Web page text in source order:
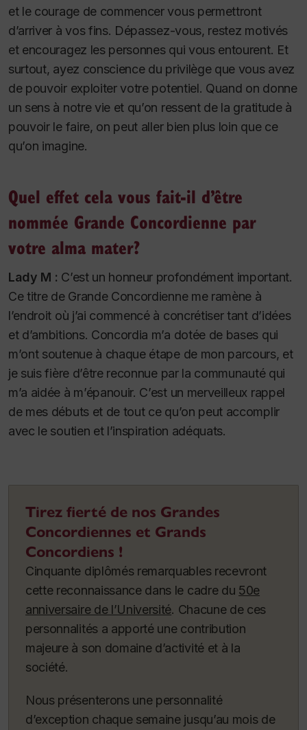
et le courage de commencer vous permettront
d’arriver à vos fins. Dépassez-vous, restez motivés
et encouragez les personnes qui vous entourent. Et
surtout, ayez conscience du privilège que vous avez
de pouvoir exploiter votre potentiel. Quand on donne
un sens à notre vie et qu’on ressent de la gratitude à
pouvoir le faire, on peut aller bien plus loin que ce
qu’on imagine.
Quel effet cela vous fait-il d’être
nommée Grande Concordienne par
votre alma mater?
Lady M : C’est un honneur profondément important.
Ce titre de Grande Concordienne me ramène à
l’endroit où j’ai commencé à concrétiser tant d’idées
et d’ambitions. Concordia m’a dotée de bases qui
m’ont soutenue à chaque étape de mon parcours, et
je suis fière d’être reconnue par la communauté qui
m’a aidée à m’épanouir. C’est un merveilleux rappel
de mes débuts et de tout ce qu’on peut accomplir
avec le soutien et l’inspiration adéquats.
Tirez fierté de nos Grandes
Concordiennes et Grands
Concordiens !
Cinquante diplômés remarquables recevront
cette reconnaissance dans le cadre du 50e
anniversaire de l’Université. Chacune de ces
personnalités a apporté une contribution
majeure à son domaine d’activité et à la
société.
Nous présenterons une personnalité
d’exception chaque semaine jusqu’au mois de